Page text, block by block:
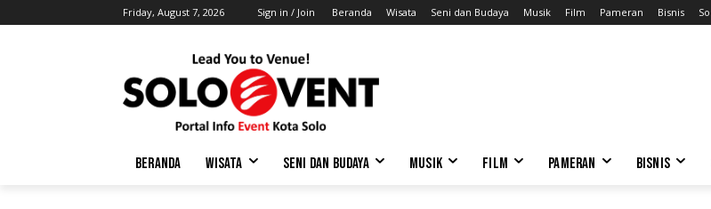
Friday, August 7, 2026 Sign in / Join Beranda Wisata Seni dan Budaya Musik Film Pameran Bisnis
BERANDA WISATA SENI DAN BUDAYA MUSIK FILM PAMERAN BISNIS